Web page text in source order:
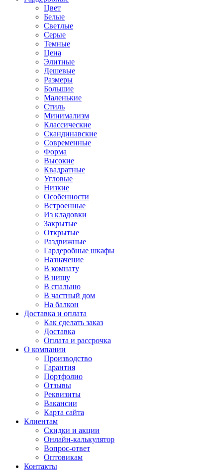
Цвет
Белые
Светлые
Серые
Темные
Цена
Элитные
Дешевые
Размеры
Большие
Маленькие
Стиль
Минимализм
Классические
Скандинавские
Современные
Форма
Высокие
Квадратные
Угловые
Низкие
Особенности
Встроенные
Из кладовки
Закрытые
Открытые
Раздвижные
Гардеробные шкафы
Назначение
В комнату
В нишу
В спальню
В частный дом
На балкон
Доставка и оплата
Как сделать заказ
Доставка
Оплата и рассрочка
О компании
Производство
Гарантия
Портфолио
Отзывы
Реквизиты
Вакансии
Карта сайта
Клиентам
Скидки и акции
Онлайн-калькулятор
Вопрос-ответ
Оптовикам
Контакты